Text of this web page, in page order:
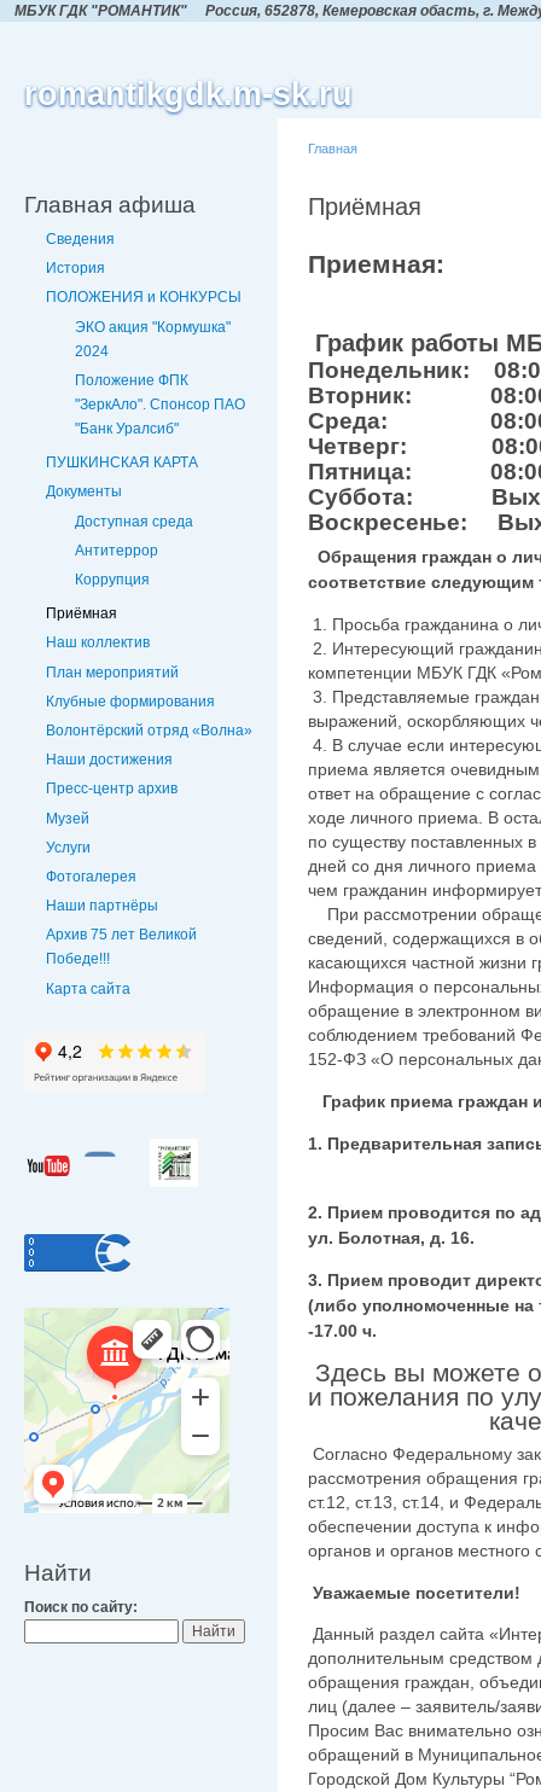
МБУК ГДК "РОМАНТИК" Россия, 652878, Кемеровская обасть, г.
romantikgdk.m-sk.ru
Главная афиша
Сведения
История
ПОЛОЖЕНИЯ и КОНКУРСЫ
ЭКО акция "Кормушка"
2024
Положение ФПК
"ЗеркАло". Спонсор ПАО
"Банк Уралсиб"
ПУШКИНСКАЯ КАРТА
Документы
Доступная среда
Антитеррор
Коррупция
Приёмная
Наш коллектив
План мероприятий
Клубные формирования
Волонтёрский отряд «Волна»
Наши достижения
Пресс-центр архив
Музей
Услуги
Фотогалерея
Наши партнёры
Архив 75 лет Великой
Победе!!!
Карта сайта
Найти
Поиск по сайту:
Главная
Приёмная
Приемная:
График работы
Понедельник:
Вторник: 08:00
Среда: 08:00 -
Четверг: 08:00
Пятница: 08:00
Суббота:
Воскресенье:
Обращения граждан о
соответствие следующим
1. Просьба гражданина о
2. Интересующий
компетенции МБУК ГДК
3. Представляемые
выражений, оскорбляющих
4. В случае если
приема является
ответ на обращение с
ходе личного приема. В
по существу поставленных
дней со дня личного
чем гражданин
При рассмотрении
сведений, содержащихся в
касающихся частной жизни
Информация о
обращение в электронном
соблюдением требований
152-ФЗ «О персональных
График приема граждан
1. Предварительная
2. Прием проводится по
ул. Болотная, д. 16.
3. Прием проводит
(либо
-17.00 ч.
Здесь вы можете
и
качества
Согласно Федеральному
рассмотрения обращения
ст.12, ст.13, ст.14, и
обеспечении доступа к
органов и органов местного
Уважаемые посетители!
Данный раздел сайта
дополнительным средством
обращения граждан,
лиц (далее – заявитель/
Просим Вас внимательно
обращений в
Городской Дом Культуры